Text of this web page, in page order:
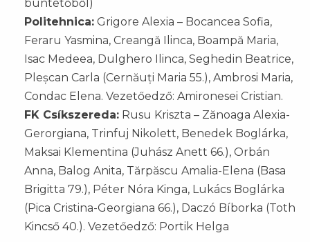
büntetőből)
Politehnica: Grigore Alexia – Bocancea Sofia,
Feraru Yasmina, Creangă Ilinca, Boampă Maria,
Isac Medeea, Dulghero Ilinca, Seghedin Beatrice,
Pleșcan Carla (Cernăuți Maria 55.), Ambrosi Maria,
Condac Elena. Vezetőedző: Amironesei Cristian.
FK Csíkszereda: Rusu Kriszta – Zănoaga Alexia-
Gerorgiana, Trinfuj Nikolett, Benedek Boglárka,
Maksai Klementina (Juhász Anett 66.), Orbán
Anna, Balog Anita, Tărpăscu Amalia-Elena (Basa
Brigitta 79.), Péter Nóra Kinga, Lukács Boglárka
(Pica Cristina-Georgiana 66.), Daczó Bíborka (Toth
Kincső 40.). Vezetőedző: Portik Helga